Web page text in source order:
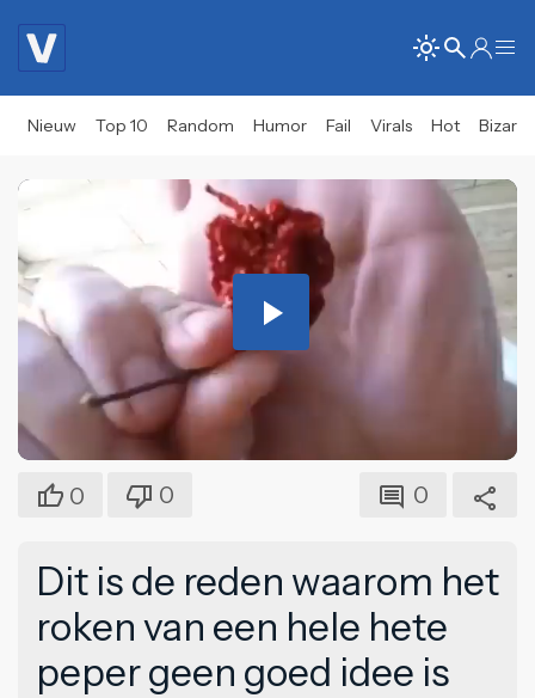
Nieuw Top 10 Random Humor Fail Virals Hot Bizar
Play
Video
0 0 0
Dit is de reden waarom het
roken van een hele hete
peper geen goed idee is